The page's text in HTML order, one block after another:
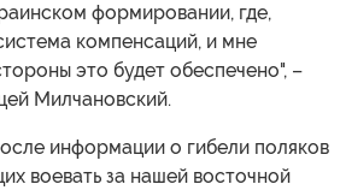
формировании, где,
компенсаций, и мне
это будет обеспечено", –
Милчановский.
информации о гибели поляков
воевать за нашей восточной